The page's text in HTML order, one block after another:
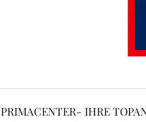
PRIMACENTER- IHRE